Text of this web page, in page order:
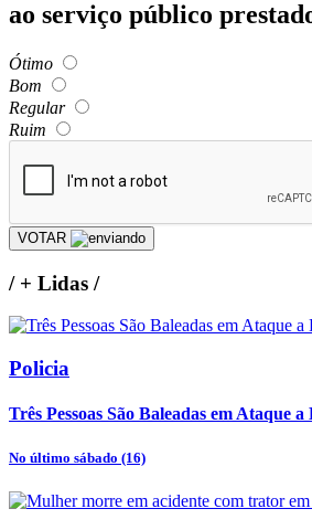
ao serviço público
Ótimo
Bom
Regular
Ruim
VOTAR
/+ Lidas /
Policia
Três Pessoas São Baleadas em Ataque
No último sábado (16)